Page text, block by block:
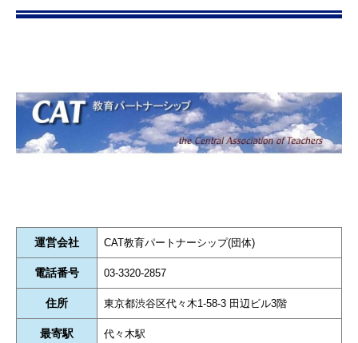
運営会社 CAT教育パートナーシップ(団体)
電話番号 03-3320-2857
住所 東京都渋谷区代々木1-58-3 田辺ビル3階
最寄駅 代々木駅